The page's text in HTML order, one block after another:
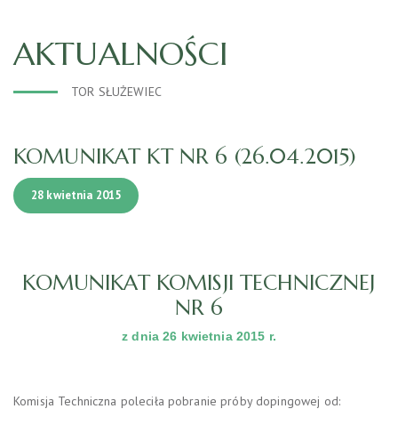
AKTUALNOŚCI
TOR SŁUŻEWIEC
KOMUNIKAT KT NR 6 (26.04.2015)
28 kwietnia 2015
KOMUNIKAT KOMISJI TECHNICZNEJ
NR 6
z dnia 26 kwietnia 2015 r.
Komisja Techniczna poleciła pobranie próby dopingowej od: